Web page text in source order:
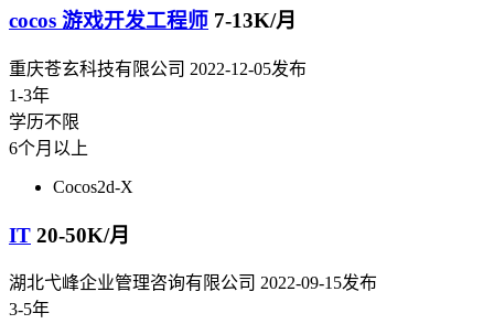
cocos 游戏开发工程师 7-13K/月
重庆苍玄科技有限公司 2022-12-05发布
1-3年
学历不限
6个月以上
Cocos2d-X
IT 20-50K/月
湖北弋峰企业管理咨询有限公司 2022-09-15发布
3-5年